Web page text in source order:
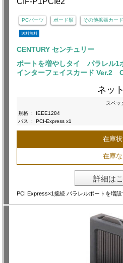
PCパーツ ボード類 その他拡張カード
送料無料
CENTURY センチュリー
ポートを増やしタイ パラレル1
インターフェイスカード Ver.2
ネッ
スペッ
規格 :
IEEE1284
バス
: PCI-Express x1
在庫状
在庫な
詳細は
PCI Express×1接続 パラレルポートを増